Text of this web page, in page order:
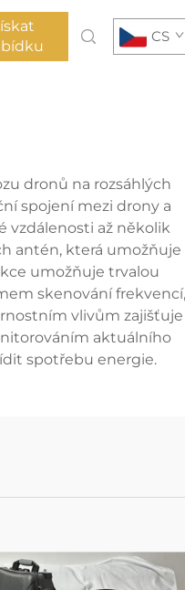
CS
dronů na rozsáhlých
spojení mezi drony a
vzdálenosti až několik
antén, která umožňuje
umožňuje trvalou
skenování frekvencí,
vlivům zajišťuje
aktuálního
spotřebu energie.